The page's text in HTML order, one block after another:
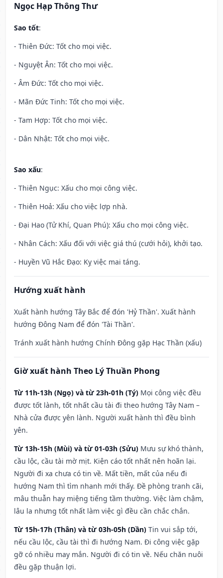
Ngọc Hạp Thông Thư
Sao tốt:
- Thiên Đức: Tốt cho mọi việc.
- Nguyệt Ân: Tốt cho mọi việc.
- Âm Đức: Tốt cho mọi việc.
- Mãn Đức Tinh: Tốt cho mọi việc.
- Tam Hợp: Tốt cho mọi việc.
- Dân Nhật: Tốt cho mọi việc.
Sao xấu:
- Thiên Ngục: Xấu cho mọi công việc.
- Thiên Hoả: Xấu cho việc lợp nhà.
- Đại Hao (Tử Khí, Quan Phú): Xấu cho mọi công việc.
- Nhân Cách: Xấu đối với việc giá thú (cưới hỏi), khởi tạo.
- Huyền Vũ Hắc Đạo: Kỵ việc mai táng.
Hướng xuất hành
Xuất hành hướng Tây Bắc để đón 'Hỷ Thần'. Xuất hành
hướng Đông Nam để đón 'Tài Thần'.
Tránh xuất hành hướng Chính Đông gặp Hạc Thần (xấu)
Giờ xuất hành Theo Lý Thuần Phong
Từ 11h-13h (Ngọ) và từ 23h-01h (Tý) Mọi công việc đều
được tốt lành, tốt nhất cầu tài đi theo hướng Tây Nam –
Nhà cửa được yên lành. Người xuất hành thì đều bình
yên.
Từ 13h-15h (Mùi) và từ 01-03h (Sửu) Mưu sự khó thành,
cầu lộc, cầu tài mờ mịt. Kiện cáo tốt nhất nên hoãn lại.
Người đi xa chưa có tin về. Mất tiền, mất của nếu đi
hướng Nam thì tìm nhanh mới thấy. Đề phòng tranh cãi,
mâu thuẫn hay miệng tiếng tầm thường. Việc làm chậm,
lâu la nhưng tốt nhất làm việc gì đều cần chắc chắn.
Từ 15h-17h (Thân) và từ 03h-05h (Dần) Tin vui sắp tới,
nếu cầu lộc, cầu tài thì đi hướng Nam. Đi công việc gặp
gỡ có nhiều may mắn. Người đi có tin về. Nếu chăn nuôi
đều gặp thuận lợi.